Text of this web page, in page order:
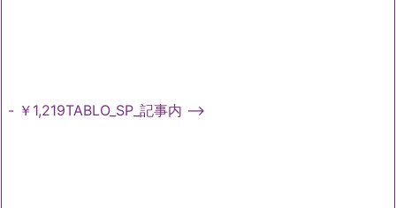
- ￥1,219TABLO_SP_記事内 -->